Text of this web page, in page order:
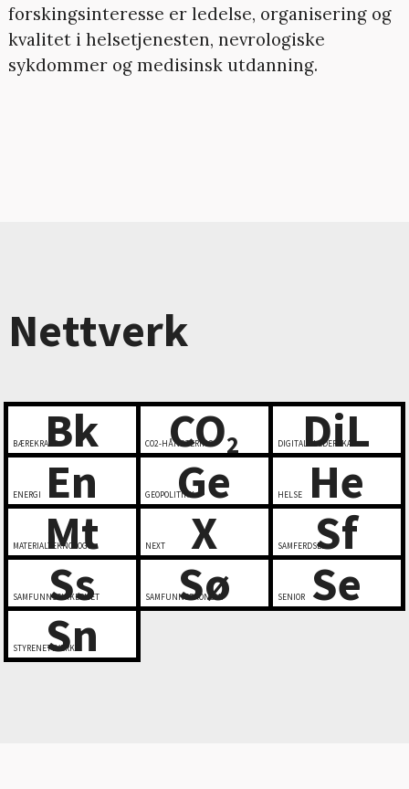
forskingsinteresse er ledelse, organisering og
kvalitet i helsetjenesten, nevrologiske
sykdommer og medisinsk utdanning.
Nettverk
Bk
BÆREKRAFT CO2
CO2-HÅNDTERING DiL
DIGITALT LEDERSKAP
En
ENERGI Ge
GEOPOLITIKK He
HELSE
Mt
MATERIALTEKNOLOGI X
NEXT Sf
SAMFERDSEL
Ss
SAMFUNNSSIKKERHET Sø
SAMFUNNSØKONOMI Se
SENIOR
Sn
STYRENETTVERK